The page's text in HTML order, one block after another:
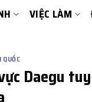
VIỆC LÀM
QUỐC
Daegu